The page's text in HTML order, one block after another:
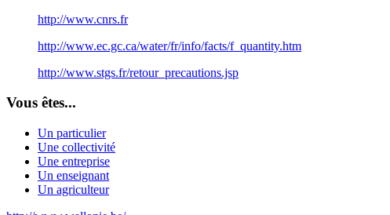
http://www.cnrs.fr
http://www.ec.gc.ca/water/fr/info/facts/f_quantity.htm
http://www.stgs.fr/retour_precautions.jsp
Vous êtes...
Un particulier
Une collectivité
Une entreprise
Un enseignant
Un agriculteur